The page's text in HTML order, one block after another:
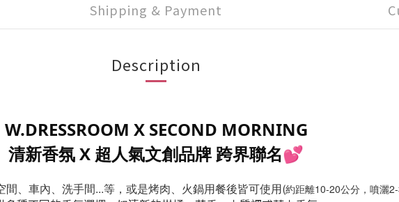
Shipping & Payment
Description
W.DRESSROOM X SECOND MORNING
清新香氛 X 超人氣文創品牌 跨界聯名💕
間、車內、洗手間...等，或是烤肉、火鍋用餐後皆可使用(約距離10-20公分，噴灑